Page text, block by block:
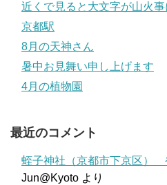
近くで見ると大文字が山火
京都駅
8月の天神さん
暑中お見舞い申し上げます
4月の植物園
最近のコメント
蛭子神社（京都市下京区）
Jun@Kyoto より